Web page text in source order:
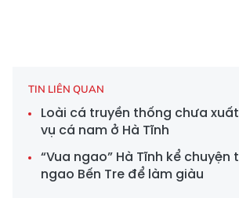
TIN LIÊN QUAN
Loài cá truyền thống chưa
vụ cá nam ở Hà Tĩnh
“Vua ngao” Hà Tĩnh kể chuyện
ngao Bến Tre để làm giàu